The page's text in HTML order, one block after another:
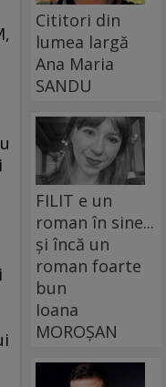
Cititori din
lumea largă
Ana Maria
SANDU
FILIT e un
roman în sine...
și încă un
roman foarte
bun
Ioana
MOROȘAN